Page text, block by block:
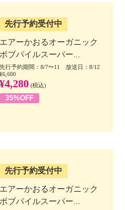
先行予約受付中
エアーかおるオーガニック
ボブパイルスーパー...
先行予約期間：8/7〜11 放送日：8/12
¥6,600
¥4,280 (税込)
35%OFF
先行予約受付中
エアーかおるオーガニック
ボブパイルスーパー...